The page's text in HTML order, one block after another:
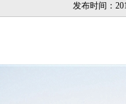
发布时间：